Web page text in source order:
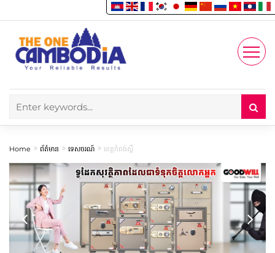
Account
Enjoy
Home ព័ត៌មាន ទេសចរណ៍ ខេត្តកំពង់ស្ពឺ